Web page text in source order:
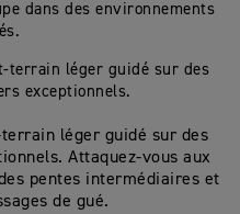
dans des environnements
terrain léger guidé sur des
exceptionnels.
léger guidé sur des
Attaquez-vous aux
pentes intermédiaires et
de gué.